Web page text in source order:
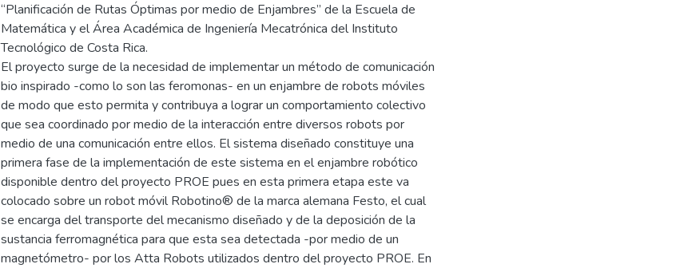
“Planificación de Rutas Óptimas por medio de Enjambres” de la Escuela de
Matemática y el Área Académica de Ingeniería Mecatrónica del Instituto
Tecnológico de Costa Rica.
El proyecto surge de la necesidad de implementar un método de comunicación
bio inspirado -como lo son las feromonas- en un enjambre de robots móviles
de modo que esto permita y contribuya a lograr un comportamiento colectivo
que sea coordinado por medio de la interacción entre diversos robots por
medio de una comunicación entre ellos. El sistema diseñado constituye una
primera fase de la implementación de este sistema en el enjambre robótico
disponible dentro del proyecto PROE pues en esta primera etapa este va
colocado sobre un robot móvil Robotino® de la marca alemana Festo, el cual
se encarga del transporte del mecanismo diseñado y de la deposición de la
sustancia ferromagnética para que esta sea detectada -por medio de un
magnetómetro- por los Atta Robots utilizados dentro del proyecto PROE. En